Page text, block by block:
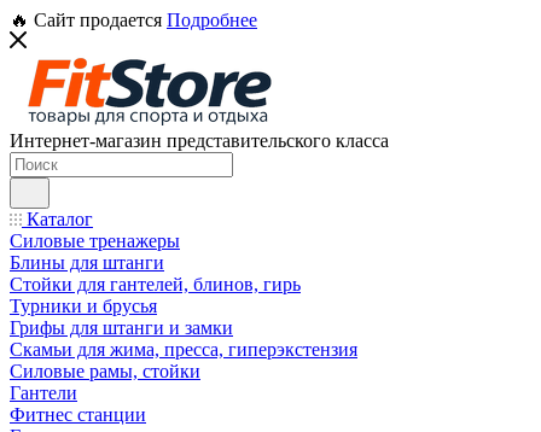
🔥 Сайт продается Подробнее
Интернет-магазин представительского класса
Каталог
Силовые тренажеры
Блины для штанги
Стойки для гантелей, блинов, гирь
Турники и брусья
Грифы для штанги и замки
Скамьи для жима, пресса, гиперэкстензия
Силовые рамы, стойки
Гантели
Фитнес станции